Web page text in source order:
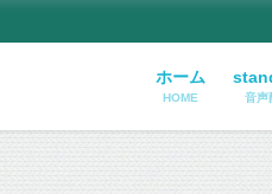
ホーム
HOME 音声